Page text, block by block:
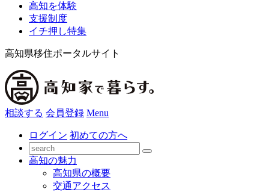
高知を体験
支援制度
イチ押し特集
高知県移住ポータルサイト
相談する 会員登録 Menu
ログイン 初めての方へ
高知の魅力
高知県の概要
交通アクセス